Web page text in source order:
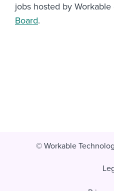
jobs hosted by
Board.
© Workable